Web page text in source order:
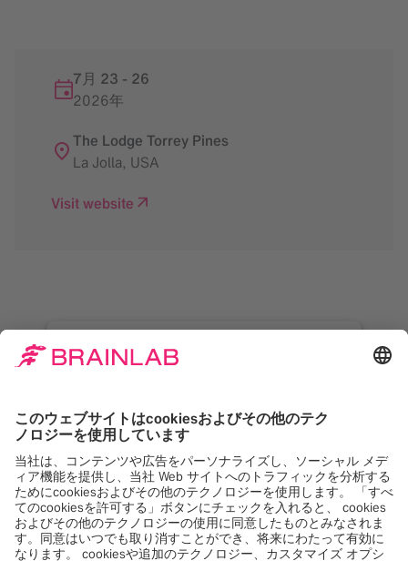
7月 23 - 26
2026年
The Lodge Torrey Pines
La Jolla, USA
Visit website
Google Maps サービス
をロードするには同意が
当社は Google Maps, を使用して、お客様のア
クティビティに関するデータを収集する可能性
のあるコンテンツを埋め込みます。このコンテ
ンツを表示するには、詳細を確認し、サービス
に同意してください。
詳しくは